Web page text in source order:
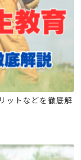
ットなどを徹底解